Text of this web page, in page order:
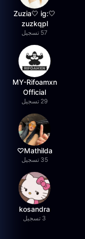
🤍Zuzia🤍 ig:
zuzkqpl
57 تسجيل
MY-Rifoamxn
Official
29 تسجيل
Mathilda♡︎
35 تسجيل
kosandra
3 تسجيل